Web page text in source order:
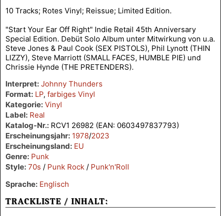
10 Tracks; Rotes Vinyl; Reissue; Limited Edition.
"Start Your Ear Off Right" Indie Retail 45th Anniversary
Special Edition. Debüt Solo Album unter Mitwirkung von u.a.
Steve Jones & Paul Cook (SEX PISTOLS), Phil Lynott (THIN
LIZZY), Steve Marriott (SMALL FACES, HUMBLE PIE) und
Chrissie Hynde (THE PRETENDERS).
Interpret: Johnny Thunders
Format: LP, farbiges Vinyl
Kategorie: Vinyl
Label: Real
Katalog-Nr.: RCV1 26982 (EAN: 0603497837793)
Erscheinungsjahr: 1978/2023
Erscheinungsland: EU
Genre: Punk
Style: 70s / Punk Rock / Punk'n'Roll
Sprache: Englisch
TRACKLISTE / INHALT: